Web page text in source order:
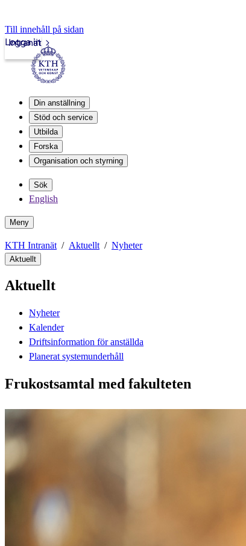
Till innehåll på sidan
Intranät
Logga in
Din anställning
Stöd och service
Utbilda
Forska
Organisation och styrning
Sök
English
Meny
KTH Intranät Aktuellt Nyheter
Aktuellt
Aktuellt
Nyheter
Kalender
Driftsinformation för anställda
Planerat systemunderhåll
Frukostsamtal med fakulteten